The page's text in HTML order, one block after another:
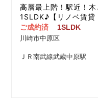
高層最上階！駅近！
1SLDK♪【リノベ賃
ご成約済
1SLDK
川崎市中原区
ＪＲ南武線武蔵中原駅